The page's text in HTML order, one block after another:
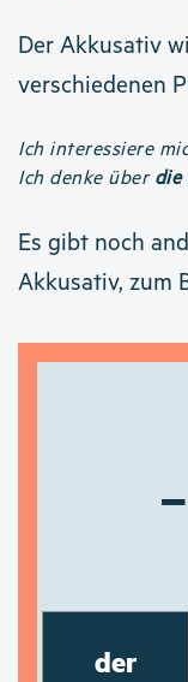
Der Akkusativ
verschiedenen
Ich interessiere
Ich denke über die
Es gibt noch
Akkusativ, zum
der